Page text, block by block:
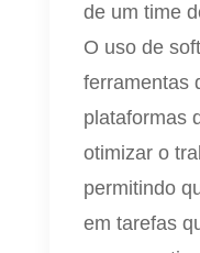
de um time
O uso de
ferramentas
plataformas
otimizar o
permitindo
em tarefas